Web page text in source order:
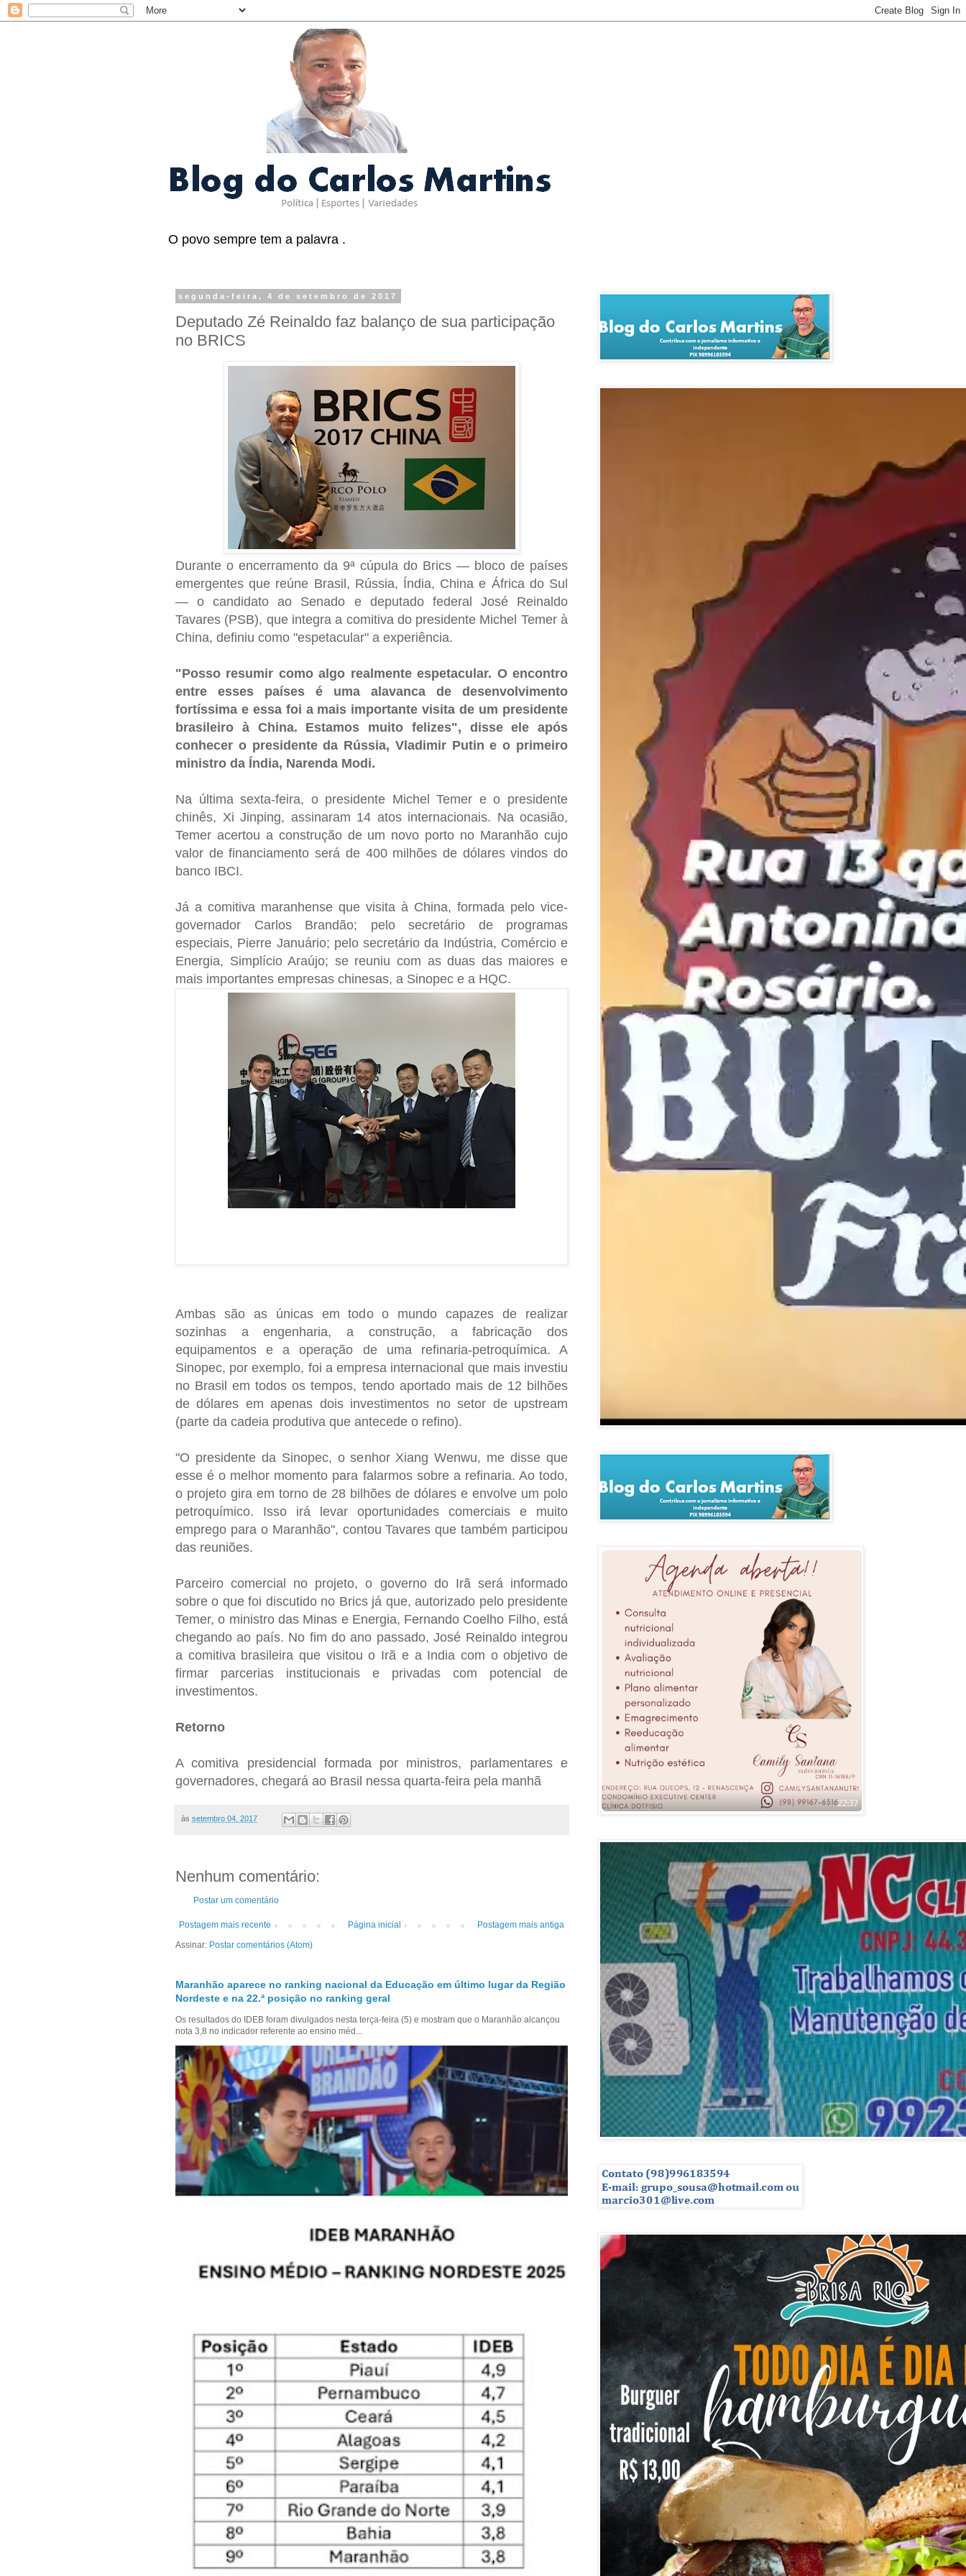
O povo sempre tem a palavra .
segunda-feira, 4 de setembro de 2017
Deputado Zé Reinaldo faz balanço de sua participação
no BRICS
Durante o encerramento da 9ª cúpula do Brics — bloco de países
emergentes que reúne Brasil, Rússia, Índia, China e África do Sul
— o candidato ao Senado e deputado federal José Reinaldo
Tavares (PSB), que integra a comitiva do presidente Michel Temer à
China, definiu como "espetacular" a experiência.
"Posso resumir como algo realmente espetacular. O encontro
entre esses países é uma alavanca de desenvolvimento
fortíssima e essa foi a mais importante visita de um presidente
brasileiro à China. Estamos muito felizes", disse ele após
conhecer o presidente da Rússia, Vladimir Putin e o primeiro
ministro da Índia, Narenda Modi.
Na última sexta-feira, o presidente Michel Temer e o presidente
chinês, Xi Jinping, assinaram 14 atos internacionais. Na ocasião,
Temer acertou a construção de um novo porto no Maranhão cujo
valor de financiamento será de 400 milhões de dólares vindos do
banco IBCI.
Já a comitiva maranhense que visita à China, formada pelo vice-
governador Carlos Brandão; pelo secretário de programas
especiais, Pierre Januário; pelo secretário da Indústria, Comércio e
Energia, Simplício Araújo; se reuniu com as duas das maiores e
mais importantes empresas chinesas, a Sinopec e a HQC.
Ambas são as únicas em todo o mundo capazes de realizar
sozinhas a engenharia, a construção, a fabricação dos
equipamentos e a operação de uma refinaria-petroquímica. A
Sinopec, por exemplo, foi a empresa internacional que mais investiu
no Brasil em todos os tempos, tendo aportado mais de 12 bilhões
de dólares em apenas dois investimentos no setor de upstream
(parte da cadeia produtiva que antecede o refino).
"O presidente da Sinopec, o senhor Xiang Wenwu, me disse que
esse é o melhor momento para falarmos sobre a refinaria. Ao todo,
o projeto gira em torno de 28 bilhões de dólares e envolve um polo
petroquímico. Isso irá levar oportunidades comerciais e muito
emprego para o Maranhão", contou Tavares que também participou
das reuniões.
Parceiro comercial no projeto, o governo do Irã será informado
sobre o que foi discutido no Brics já que, autorizado pelo presidente
Temer, o ministro das Minas e Energia, Fernando Coelho Filho, está
chegando ao país. No fim do ano passado, José Reinaldo integrou
a comitiva brasileira que visitou o Irã e a India com o objetivo de
firmar parcerias institucionais e privadas com potencial de
investimentos.
Retorno
A comitiva presidencial formada por ministros, parlamentares e
governadores, chegará ao Brasil nessa quarta-feira pela manhã
às setembro 04, 2017
Nenhum comentário:
Postar um comentário
Postagem mais recente Postagem mais antiga
Página inicial
Assinar: Postar comentários (Atom)
Maranhão aparece no ranking nacional da Educação em último lugar da Região
Nordeste e na 22.ª posição no ranking geral
Os resultados do IDEB foram divulgados nesta terça-feira (5) e mostram que o Maranhão alcançou
nota 3,8 no indicador referente ao ensino méd...